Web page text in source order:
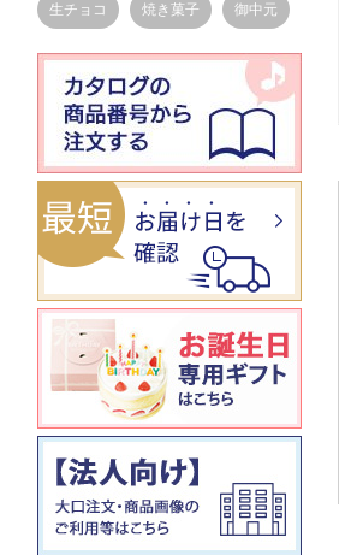
生チョコ 焼き菓子 御中元